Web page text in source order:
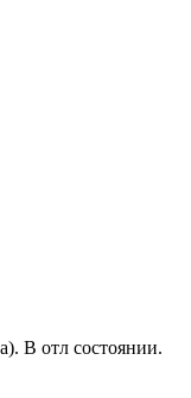
В отл состоянии.